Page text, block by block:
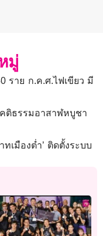
มู่
ราย ก.ค.ศ.ไฟเขียว มี
คติธรรมอาสาฬหบูชา
ทเมืองต่ำ’ ติดตั้งระบบ